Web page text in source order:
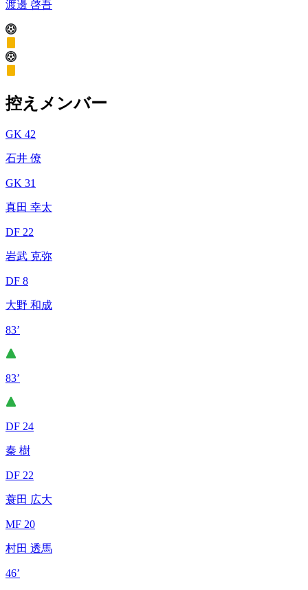
渡邊 啓吾
控えメンバー
GK 42
石井 僚
GK 31
真田 幸太
DF 22
岩武 克弥
DF 8
大野 和成
83’
83’
DF 24
秦 樹
DF 22
蓑田 広大
MF 20
村田 透馬
46’